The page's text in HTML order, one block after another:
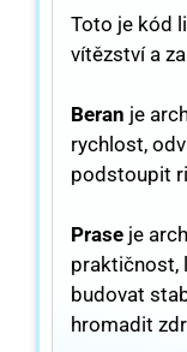
Toto je kód
vítězství a
Beran je
rychlost,
podstoupit
Prase je
praktičnost,
budovat
hromadit